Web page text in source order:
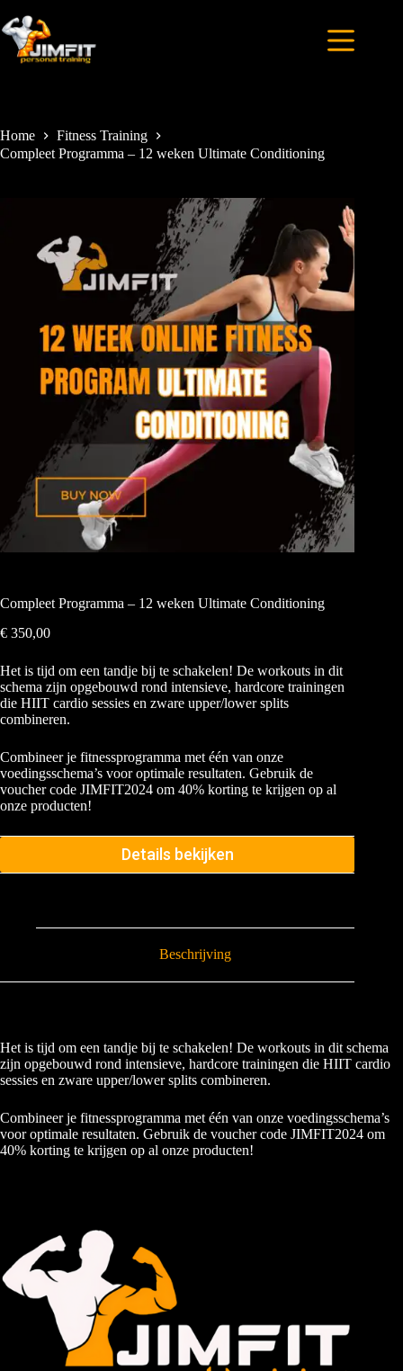
Home
Fitness Training
Compleet Programma – 12 weken Ultimate Conditioning
Compleet Programma – 12 weken Ultimate Conditioning
€ 350,00
Het is tijd om een tandje bij te schakelen! De workouts in dit
schema zijn opgebouwd rond intensieve, hardcore trainingen
die HIIT cardio sessies en zware upper/lower splits
combineren.
Combineer je fitnessprogramma met één van onze
voedingsschema’s voor optimale resultaten. Gebruik de
voucher code JIMFIT2024 om 40% korting te krijgen op al
onze producten!
Details bekijken
Beschrijving
Het is tijd om een tandje bij te schakelen! De workouts in dit schema
zijn opgebouwd rond intensieve, hardcore trainingen die HIIT cardio
sessies en zware upper/lower splits combineren.
Combineer je fitnessprogramma met één van onze voedingsschema’s
voor optimale resultaten. Gebruik de voucher code JIMFIT2024 om
40% korting te krijgen op al onze producten!